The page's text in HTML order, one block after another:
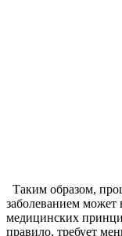
Таким образом,
заболеванием может
медицинских
правило, требует